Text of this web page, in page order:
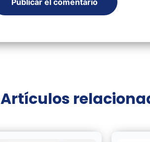
Artículos